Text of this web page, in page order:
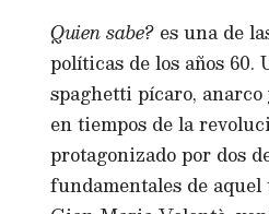
Quien sabe? es una de
políticas de los años 60.
spaghetti pícaro,
en tiempos de la
protagonizado por dos
fundamentales de aquel